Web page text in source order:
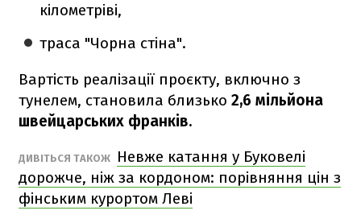
кілометріві,
траса "Чорна стіна".
Вартість реалізації проєкту, включно з
тунелем, становила близько 2,6 мільйона
швейцарських франків.
ДИВІТЬСЯ ТАКОЖ
Невже катання у Буковелі
дорожче, ніж за кордоном: порівняння цін з
фінським курортом Леві